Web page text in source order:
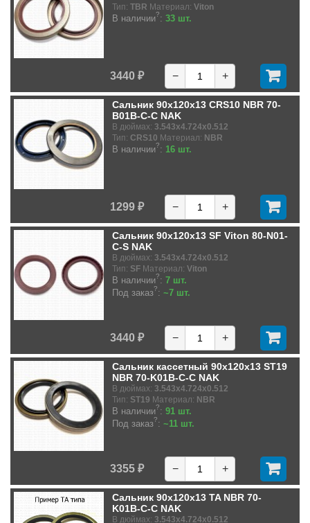
Тип: TBR Материал: Viton
В наличии?: 33 шт.
3440 ₽ − +
Сальник 90x120x13 CRS10 NBR 70-
B01B-C-C NAK
В дюймах: 3.543x4.724x0.512
Тип: CRS10 Материал: NBR
В наличии?: 16 шт.
1299 ₽ − +
Сальник 90x120x13 SF Viton 80-N01-
C-S NAK
В дюймах: 3.543x4.724x0.512
Тип: SF Материал: Viton
В наличии?: 7 шт.
Под заказ?: ~7 шт.
3440 ₽ − +
Сальник кассетный 90x120x13 ST19
NBR 70-K01B-C-C NAK
В дюймах: 3.543x4.724x0.512
Тип: ST19 Материал: NBR
В наличии?: 91 шт.
Под заказ?: ~11 шт.
3355 ₽ − +
Сальник 90x120x13 TA NBR 70-
K01B-C-C NAK
В дюймах: 3.543x4.724x0.512